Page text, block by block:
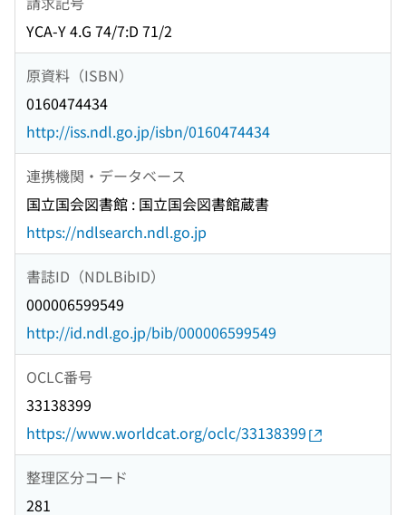
YCA-Y 4.G 74/7:D 71/2
原資料（ISBN）
0160474434
http://iss.ndl.go.jp/isbn/0160474434
連携機関・データベース
国立国会図書館 : 国立国会図書館蔵書
https://ndlsearch.ndl.go.jp
書誌ID（NDLBibID）
000006599549
http://id.ndl.go.jp/bib/000006599549
OCLC番号
33138399
https://www.worldcat.org/oclc/33138399
整理区分コード
281